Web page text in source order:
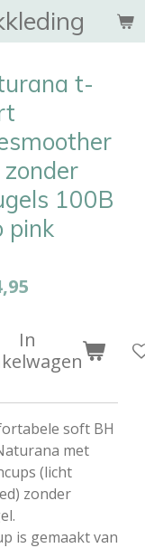
t-
zonder
100B
pink
In
soft BH
met
(licht
zonder
is gemaakt van